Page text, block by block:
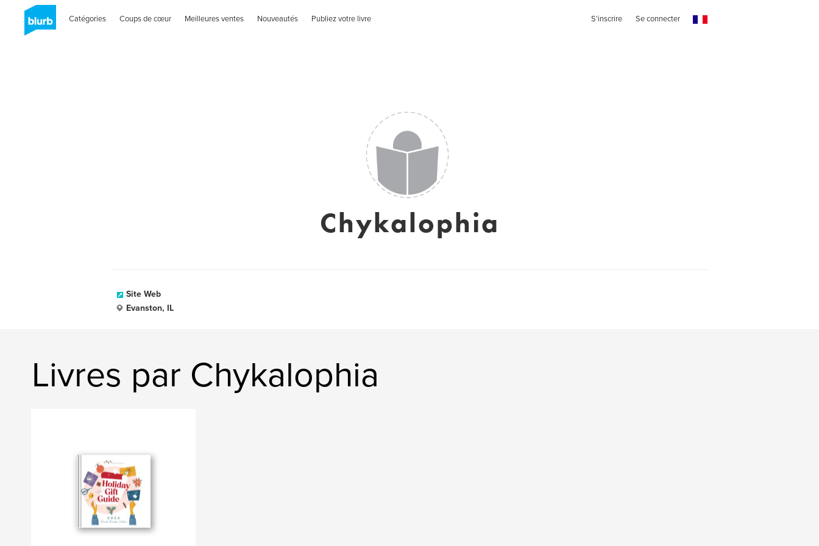
Catégories Coups de cœur Meilleures ventes Nouveautés Publiez votre livre S'inscrire Se connecter
Chykalophia
Site Web
Evanston, IL
Livres par Chykalophia